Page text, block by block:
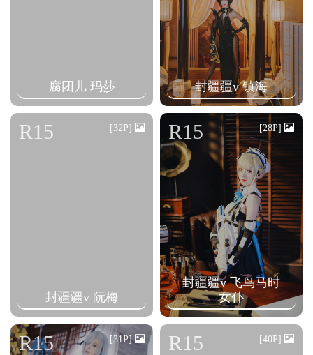
腐团儿 玛莎 封疆疆v 镇海
封疆疆v 阮梅
R15 [32P]
封疆疆v 飞鸟马时
女仆
R15 [28P]
R15 [31P] R15 [40P]